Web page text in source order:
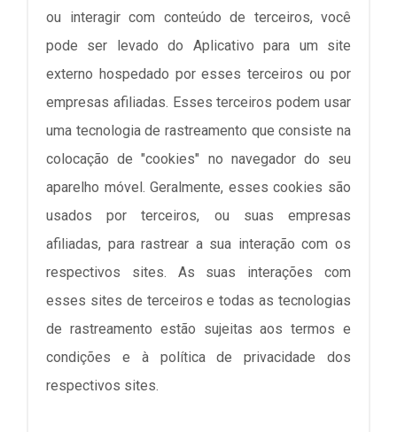
ou interagir com conteúdo de terceiros, você
pode ser levado do Aplicativo para um site
externo hospedado por esses terceiros ou por
empresas afiliadas. Esses terceiros podem usar
uma tecnologia de rastreamento que consiste na
colocação de "cookies" no navegador do seu
aparelho móvel. Geralmente, esses cookies são
usados por terceiros, ou suas empresas
afiliadas, para rastrear a sua interação com os
respectivos sites. As suas interações com
esses sites de terceiros e todas as tecnologias
de rastreamento estão sujeitas aos termos e
condições e à política de privacidade dos
respectivos sites.